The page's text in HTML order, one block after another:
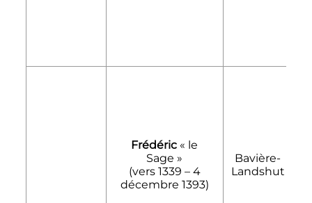
Frédéric « le
Sage »
(vers 1339 – 4
décembre 1393)
Bavière-
Landshut